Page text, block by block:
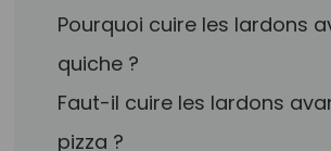
Pourquoi cuire les lardons
quiche ?
Faut-il cuire les lardons
pizza ?